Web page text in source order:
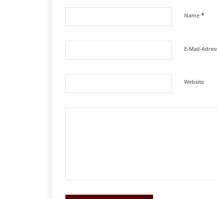
Name*
E-Mail-
Website